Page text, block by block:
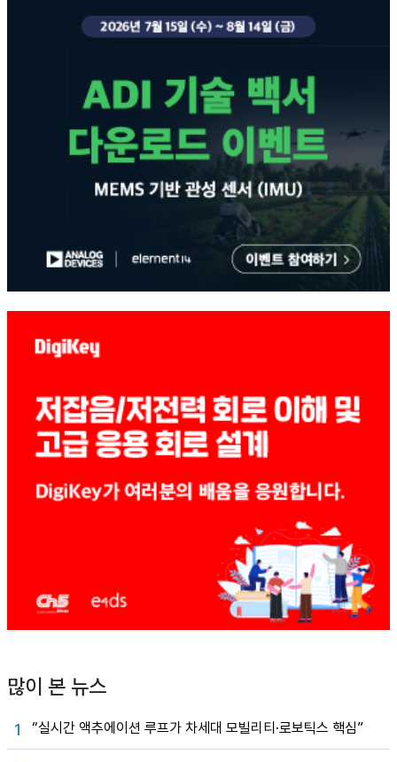
많이 본 뉴스
1 “실시간 액추에이션 루프가 차세대 모빌리티·로보틱스 핵심”